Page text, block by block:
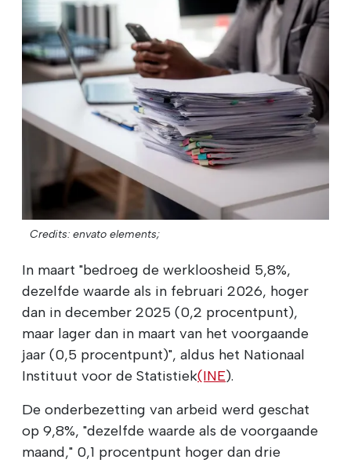
Credits: envato elements;
In maart "bedroeg de werkloosheid 5,8%,
dezelfde waarde als in februari 2026, hoger
dan in december 2025 (0,2 procentpunt),
maar lager dan in maart van het voorgaande
jaar (0,5 procentpunt)", aldus het Nationaal
Instituut voor de Statistiek(INE).
De onderbezetting van arbeid werd geschat
op 9,8%, "dezelfde waarde als de voorgaande
maand," 0,1 procentpunt hoger dan drie